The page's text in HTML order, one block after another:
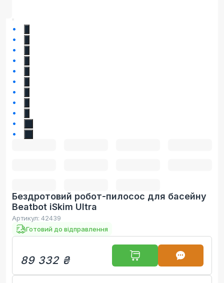
Бездротовий робот-пилосос для басейну
Beatbot iSkim Ultra
Артикул: 42439
Готовий до відправлення
89 332 ₴